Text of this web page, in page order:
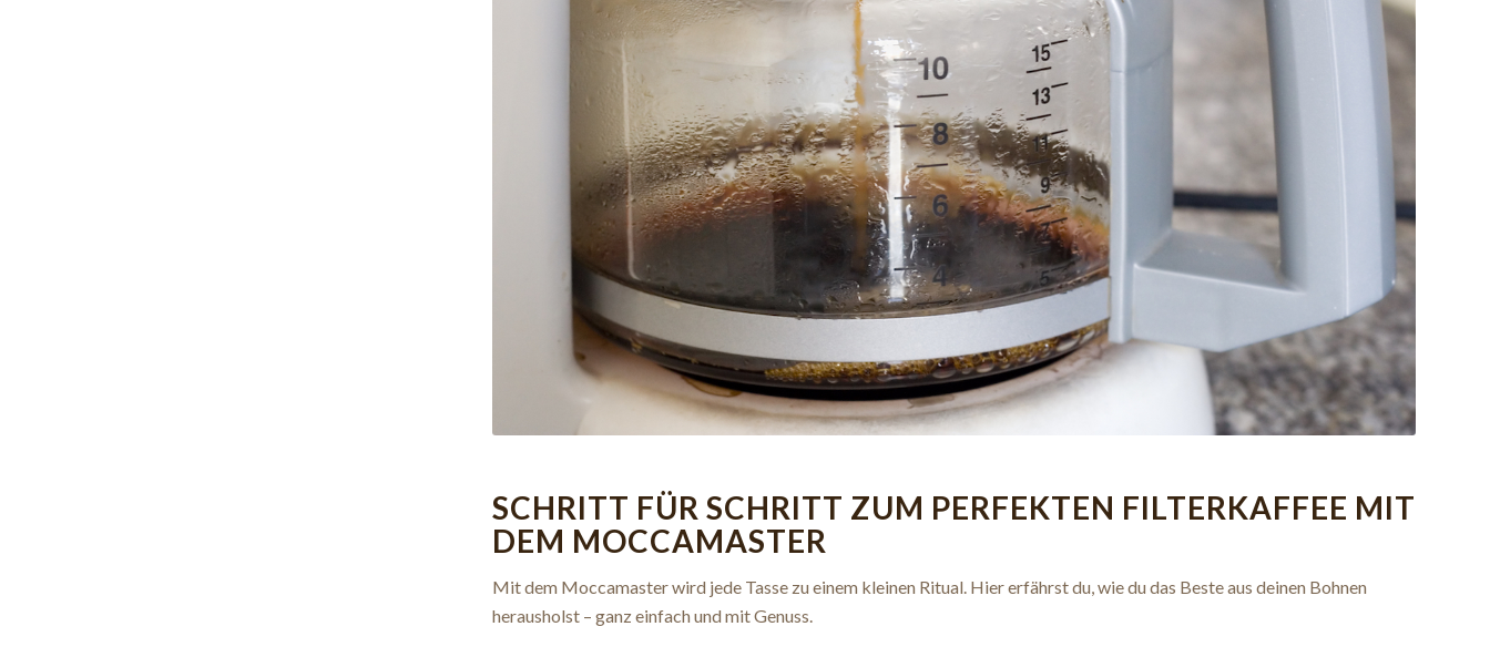
SCHRITT FÜR SCHRITT ZUM PERFEKTEN FILTERKAFFEE MIT
DEM MOCCAMASTER
Mit dem Moccamaster wird jede Tasse zu einem kleinen Ritual. Hier erfährst du, wie du das Beste aus deinen Bohnen
herausholst – ganz einfach und mit Genuss.